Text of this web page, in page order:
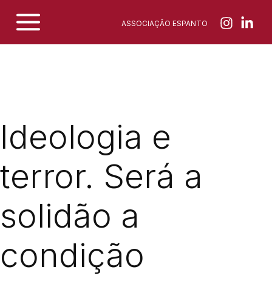
content
ASSOCIAÇÃO ESPANTO
Ideologia e
terror. Será a
solidão a
condição